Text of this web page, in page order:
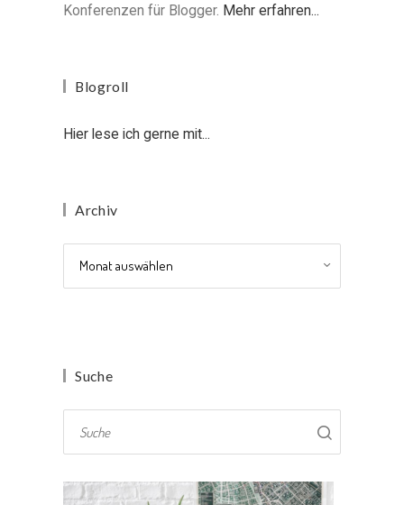
Konferenzen für Blogger. Mehr erfahren...
Blogroll
Hier lese ich gerne mit...
Archiv
Suche